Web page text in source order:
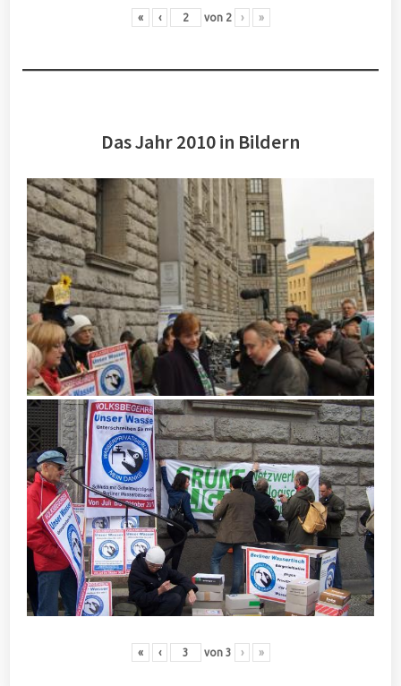
« ‹ von 2 › »
Das Jahr 2010 in Bildern
« ‹ von 3 › »